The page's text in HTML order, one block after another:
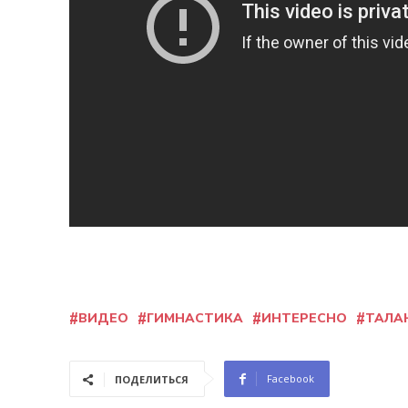
ВИДЕО ГИМНАСТИКА ИНТЕРЕСНО
ПОДЕЛИТЬСЯ Facebook